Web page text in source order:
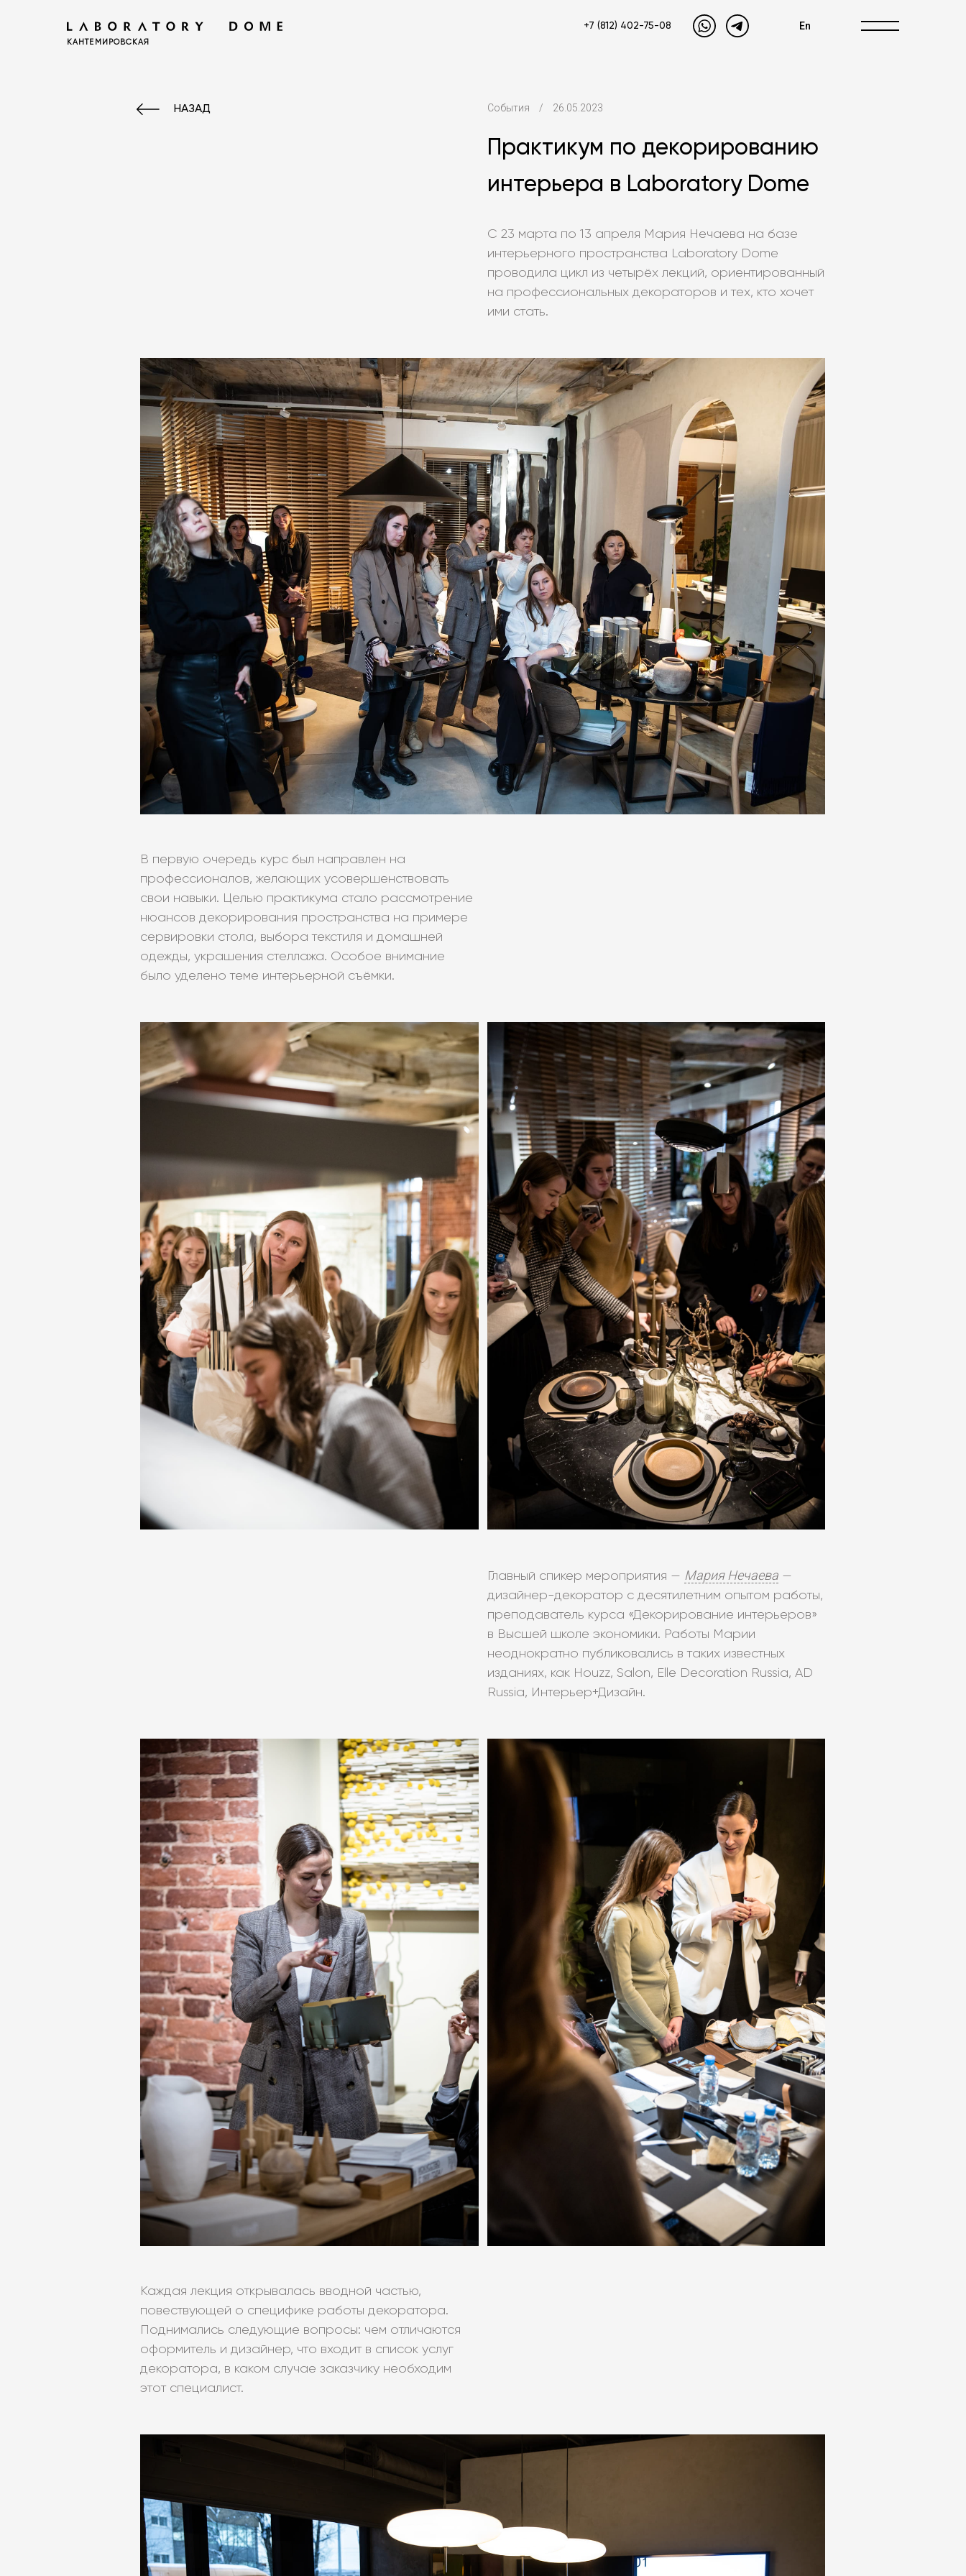
КАНТЕМИРОВСКАЯ
+7 (812) 402-75-08 En
НАЗАД События / 26.05.2023
Практикум по декорированию
интерьера в Laboratory Dome
С 23 марта по 13 апреля Мария Нечаева на базе
интерьерного пространства Laboratory Dome
проводила цикл из четырёх лекций, ориентированный
на профессиональных декораторов и тех, кто хочет
ими стать.
В первую очередь курс был направлен на
профессионалов, желающих усовершенствовать
свои навыки. Целью практикума стало рассмотрение
нюансов декорирования пространства на примере
сервировки стола, выбора текстиля и домашней
одежды, украшения стеллажа. Особое внимание
было уделено теме интерьерной съёмки.
Главный спикер мероприятия — Мария Нечаева —
дизайнер-декоратор с десятилетним опытом работы,
преподаватель курса «Декорирование интерьеров»
в Высшей школе экономики. Работы Марии
неоднократно публиковались в таких известных
изданиях, как Houzz, Salon, Elle Decoration Russia, AD
Russia, Интерьер+Дизайн.
Каждая лекция открывалась вводной частью,
повествующей о специфике работы декоратора.
Поднимались следующие вопросы: чем отличаются
оформитель и дизайнер, что входит в список услуг
декоратора, в каком случае заказчику необходим
этот специалист.